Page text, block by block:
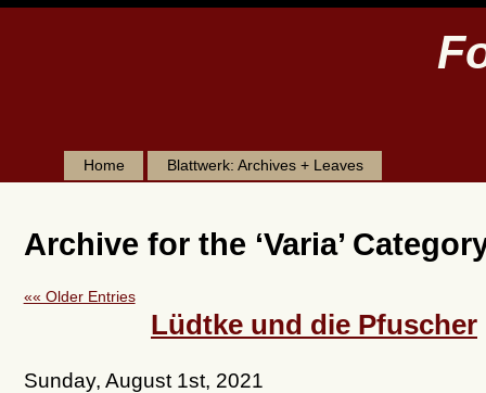
Home Blattwerk: Archives + Leaves
Archive for the ‘Varia’
«« Older Entries
Lüdtke und die Pfuscher
Sunday, August 1st, 2021